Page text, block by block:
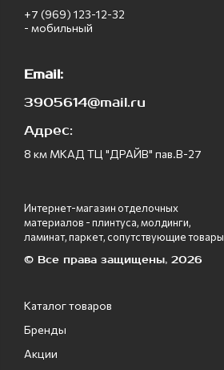
+7 (969) 123-12-32
- мобильный
Email:
3905614@mail.ru
Адрес:
8 км МКАД ТЦ "ДРАЙВ" пав.В-27
Интернет-магазин отделочных
материалов - плинтуса, молдинги,
ламинат, паркет, сопутствующие товары
© Все права защищены, 2026
Каталог товаров
Бренды
Акции